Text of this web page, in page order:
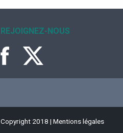
REJOIGNEZ-NOUS
Copyright 2018 | Mentions légales